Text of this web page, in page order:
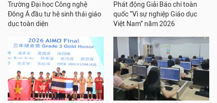
Trường Đại học Công nghệ
Đông Á đầu tư hệ sinh thái giáo
dục toàn diện
Phát động Giải Báo chí toàn
quốc “Vì sự nghiệp Giáo dục
Việt Nam” năm 2026